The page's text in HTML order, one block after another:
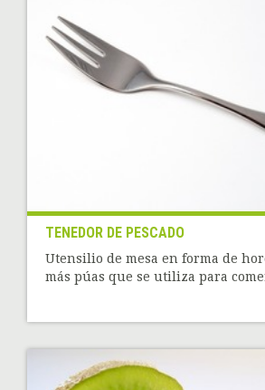
TENEDOR DE PESCADO
Utensilio de mesa en forma de
más púas que se utiliza para